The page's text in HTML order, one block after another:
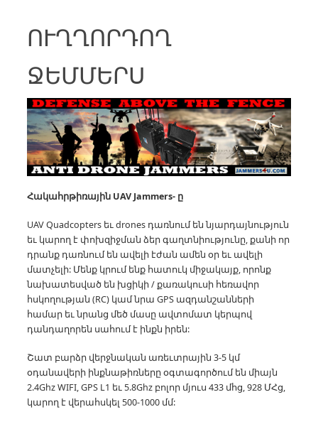
ՈՒՂՂՈՐԴՈՂ
ՋԵՄՄԵՐՍ
Հակահրթիռային UAVJammers- ը
UAV Quadcopters եւ drones դառնում են նյարդայնություն
եւ կարող է փոխզիջման ձեր գաղտնիությունը, քանի որ
դրանք դառնում են ավելի էժան ամեն օր եւ ավելի
մատչելի: Մենք կրում ենք հատուկ միջակայք, որոնք
նախատեսված են խցիկի / քառակուսի հեռավոր
հսկողության (RC) կամ նրա GPS ազդանշանների
համար եւ նրանց մեծ մասը ավտոմատ կերպով
դանդաղորեն սահում է ինքն իրեն:
Շատ բարձր վերջնական առեւտրային 3-5 կմ
օդանավերի ինքնաթիռները օգտագործում են միայն
2.4Ghz WIFI, GPS L1 եւ 5.8Ghz բոլոր մյուս 433 մհց, 928 ՄՀց,
կարող է վերահսկել 500-1000 մմ: